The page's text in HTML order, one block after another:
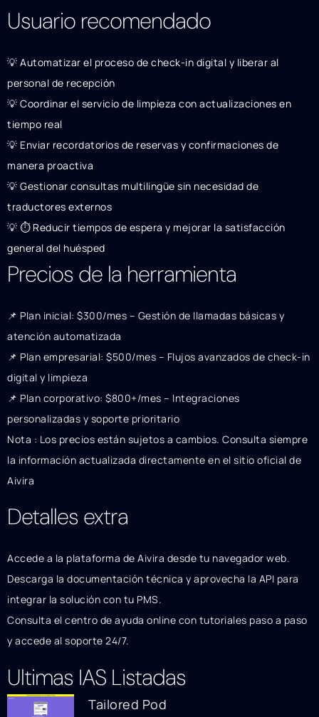
Usuario recomendado
💡 Automatizar el proceso de check-in digital y liberar al
personal de recepción
💡 Coordinar el servicio de limpieza con actualizaciones en
tiempo real
💡 Enviar recordatorios de reservas y confirmaciones de
manera proactiva
💡 Gestionar consultas multilingüe sin necesidad de
traductores externos
💡 ⏱ Reducir tiempos de espera y mejorar la satisfacción
general del huésped
Precios de la herramienta
📌 Plan inicial: $300/mes – Gestión de llamadas básicas y
atención automatizada
📌 Plan empresarial: $500/mes – Flujos avanzados de check-in
digital y limpieza
📌 Plan corporativo: $800+/mes – Integraciones
personalizadas y soporte prioritario
Nota : Los precios están sujetos a cambios. Consulta siempre
la información actualizada directamente en el sitio oficial de
Aivira
Detalles extra
Accede a la plataforma de Aivira desde tu navegador web.
Descarga la documentación técnica y aprovecha la API para
integrar la solución con tu PMS.
Consulta el centro de ayuda online con tutoriales paso a paso
y accede al soporte 24/7.
Ultimas IAS Listadas
Tailored Pod